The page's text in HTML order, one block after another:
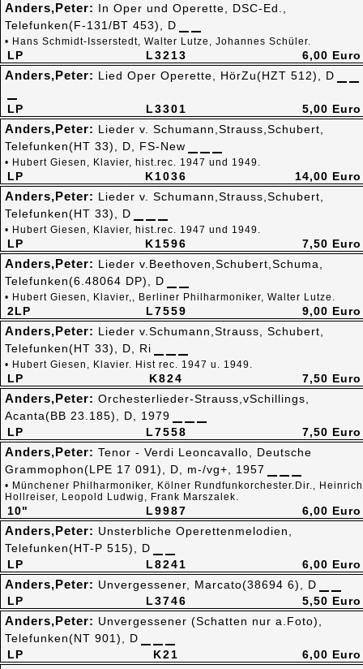
L3213
LP
Anders,Peter: In Oper und Operette, DSC-Ed.,
Telefunken(F-131/BT 453), D
• Hans Schmidt-Isserstedt, Walter Lutze, Johannes Schüler.
6,00 Euro
L3301
LP
Anders,Peter: Lied Oper Operette, HörZu(HZT 512), D
5,00 Euro
K1036
LP
Anders,Peter: Lieder v. Schumann,Strauss,Schubert,
Telefunken(HT 33), D, FS-New
• Hubert Giesen, Klavier, hist.rec. 1947 und 1949.
14,00 Euro
K1596
LP
Anders,Peter: Lieder v. Schumann,Strauss,Schubert,
Telefunken(HT 33), D
• Hubert Giesen, Klavier, hist.rec. 1947 und 1949.
7,50 Euro
L7559
2LP
Anders,Peter: Lieder v.Beethoven,Schubert,Schuma,
Telefunken(6.48064 DP), D
• Hubert Giesen, Klavier,, Berliner Philharmoniker, Walter Lutze.
9,00 Euro
K824
LP
Anders,Peter: Lieder v.Schumann,Strauss, Schubert,
Telefunken(HT 33), D, Ri
• Hubert Giesen, Klavier. Hist rec. 1947 u. 1949.
7,50 Euro
L7558
LP
Anders,Peter: Orchesterlieder-Strauss,vSchillings,
Acanta(BB 23.185), D, 1979
7,50 Euro
L9987
10"
Anders,Peter: Tenor - Verdi Leoncavallo, Deutsche
Grammophon(LPE 17 091), D, m-/vg+, 1957
• Münchener Philharmoniker, Kölner Rundfunkorchester.Dir., Heinrich
Hollreiser, Leopold Ludwig, Frank Marszalek.
6,00 Euro
L8241
LP
Anders,Peter: Unsterbliche Operettenmelodien,
Telefunken(HT-P 515), D
6,00 Euro
L3746
LP
Anders,Peter: Unvergessener, Marcato(38694 6), D
5,50 Euro
K21
LP
Anders,Peter: Unvergessener (Schatten nur a.Foto),
Telefunken(NT 901), D
6,00 Euro